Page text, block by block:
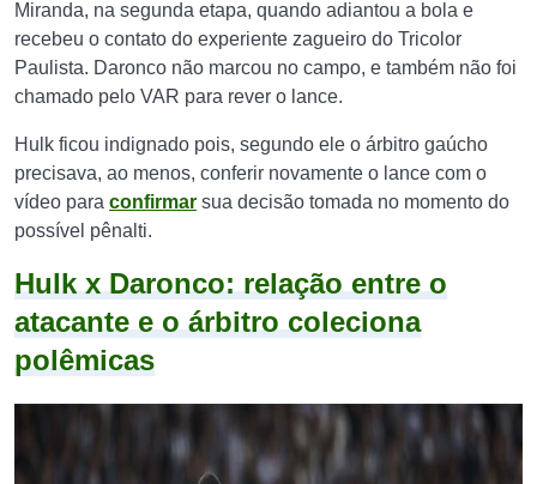
Miranda, na segunda etapa, quando adiantou a bola e
recebeu o contato do experiente zagueiro do Tricolor
Paulista. Daronco não marcou no campo, e também não foi
chamado pelo VAR para rever o lance.
Hulk ficou indignado pois, segundo ele o árbitro gaúcho
precisava, ao menos, conferir novamente o lance com o
vídeo para confirmar sua decisão tomada no momento do
possível pênalti.
Hulk x Daronco: relação entre o
atacante e o árbitro coleciona
polêmicas